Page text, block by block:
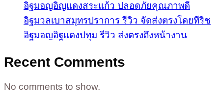
อิฐมอญอิญแดงสระแก้ว ปลอดภัยคุณภาพดี
อิฐมวลเบาสมุทรปราการ รีวิว จัดส่งตรงโดยทีริช
อิฐมอญอิฐแดงปทุม รีวิว ส่งตรงถึงหน้างาน
Recent Comments
No comments to show.